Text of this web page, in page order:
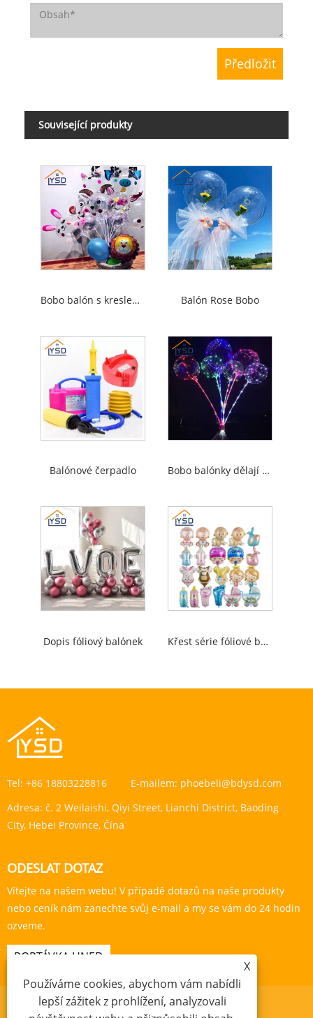
Související produkty
Bobo balón s kreslenou samolepkou Balón Rose Bobo
Balónové čerpadlo Bobo balónky dělají štěstí na dosah
Dopis fóliový balónek Křest série fóliové balónky
Tel: +86 18803228816 E-mailem: phoebeli@bdysd.com
Adresa: č. 2 Weilaishi, Qiyi Street, Lianchi District, Baoding
City, Hebei Province, Čína
ODESLAT DOTAZ
Vítejte na našem webu! V případě dotazů na naše produkty
nebo ceník nám zanechte svůj e-mail a my se vám do 24 hodin
ozveme.
POPTÁVKA HNED
X
Používáme cookies, abychom vám nabídli
lepší zážitek z prohlížení, analyzovali